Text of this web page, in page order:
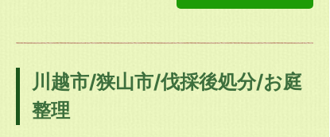
川越市/狭山市/伐採後処分/お庭
整理